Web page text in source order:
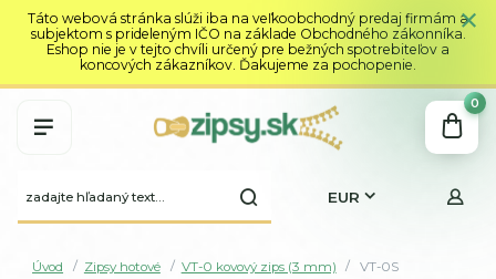
Táto webová stránka slúži iba na veľkoobchodný predaj firmám a
subjektom s prideleným IČO na základe Obchodného zákonníka.
Eshop nie je v tejto chvíli určený pre bežných spotrebiteľov a
koncových zákazníkov. Ďakujeme za pochopenie.
EUR
0
Úvod Zipsy hotové VT-0 kovový zips (3 mm)
VT-0S